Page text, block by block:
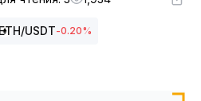
ETH/USDT-0.20%